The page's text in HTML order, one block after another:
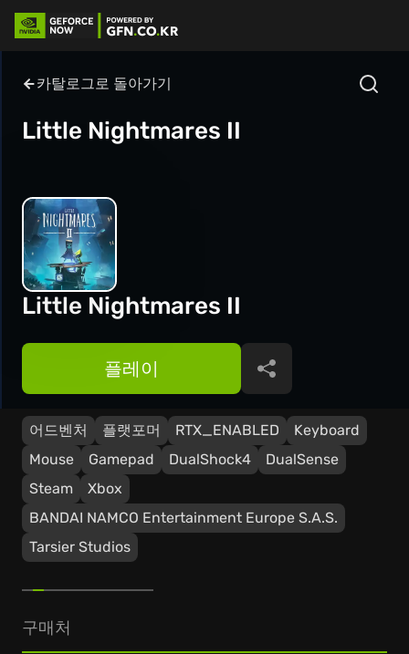
카탈로그로 돌아가기
Little Nightmares II
Little Nightmares II
어드벤처 플랫포머 RTX_ENABLED
Keyboard
Mouse
Gamepad DualShock4
DualSense
Steam
Xbox
BANDAI NAMCO Entertainment Europe S.A.S.
Tarsier Studios
플레이 공유
구매처